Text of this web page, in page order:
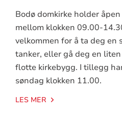
Bodø domkirke holder
mellom klokken 09.00-
velkommen for å ta deg en
tanker, eller gå deg en
flotte kirkebygg. I tillegg
søndag klokken 11.00.
LES MER